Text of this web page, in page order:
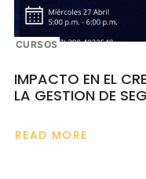
CURSOS
IMPACTO EN EL
LA GESTION DE
READ MORE
ABOUT